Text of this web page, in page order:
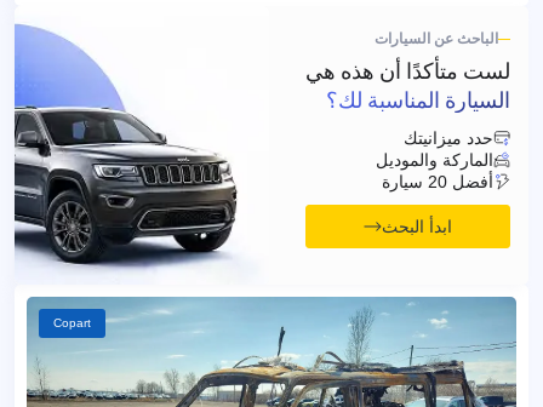
الباحث عن السيارات
لست متأكدًا أن هذه هي
السيارة المناسبة لك؟
حدد ميزانيتك
الماركة والموديل
أفضل 20 سيارة
ابدأ البحث
Copart